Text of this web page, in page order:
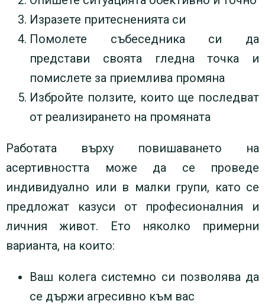
Изразете притесненията си
Помолете събеседника си да
представи своята гледна точка и
помислете за приемлива промяна
Избройте ползите, които ще последват
от реализирането на промяната
Работата върху повишаването на
асертивността може да се проведе
индивидуално или в малки групи, като се
предложат казуси от професионалния и
личния живот. Ето няколко примерни
варианта, на които:
Ваш колега системно си позволява да
се държи агресивно към вас